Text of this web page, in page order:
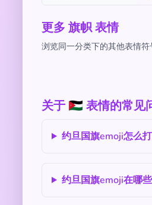
更多 旗帜 表情
浏览同一分类下的其他表情
关于 🇯🇴 表情的常见
约旦国旗emoji怎么
约旦国旗emoji在哪